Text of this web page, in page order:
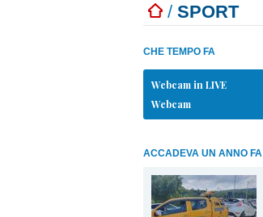
/ SPORT
CHE TEMPO FA
Webcam in LIVE
Webcam
ACCADEVA UN ANNO FA